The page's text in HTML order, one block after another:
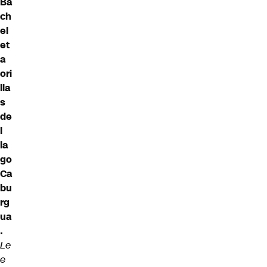
ch
el
et
a
ori
lla
s
de
l
la
go
Ca
bu
rg
ua
.
Le
e